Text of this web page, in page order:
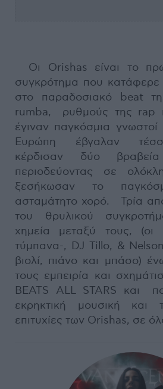
Οι Orishas είναι το
συγκρότημα που
στο παραδοσιακό beat
rumba, ρυθμούς της rap
έγιναν παγκόσμια
Ευρώπη έβγαλαν
κέρδισαν δύο
περιοδεύοντας σε
ξεσήκωσαν το
ασταμάτητο χορό. Τρία
του θρυλικού
χημεία μεταξύ τους, (οι
τύμπανα-, DJ Tillo, &
βιολί, πιάνο και μπάσο)
τους εμπειρία και
BEATS ALL STARS και
εκρηκτική μουσική και
επιτυχίες των Orishas, σε